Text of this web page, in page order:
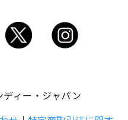
ィー・ジャパン